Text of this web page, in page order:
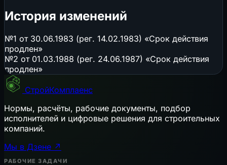
История изменений
№1 от 30.06.1983 (рег. 14.02.1983) «Срок действия
продлен»
№2 от 01.03.1988 (рег. 24.06.1987) «Срок действия
продлен»
СтройКомплаенс
Нормы, расчёты, рабочие документы, подбор
исполнителей и цифровые решения для строительных
компаний.
Мы в Дзене ↗
РАБОЧИЕ ЗАДАЧИ